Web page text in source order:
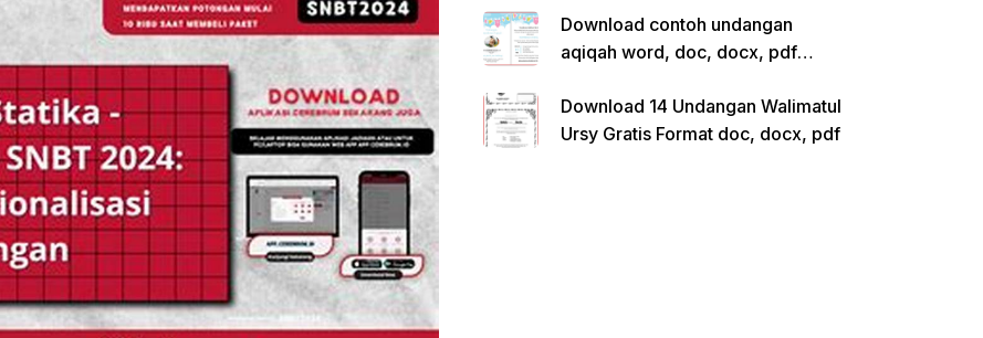
Download contoh undangan
aqiqah word, doc, docx, pdf
Download 14 Undangan Walimatul
Ursy Gratis Format doc, docx, pdf